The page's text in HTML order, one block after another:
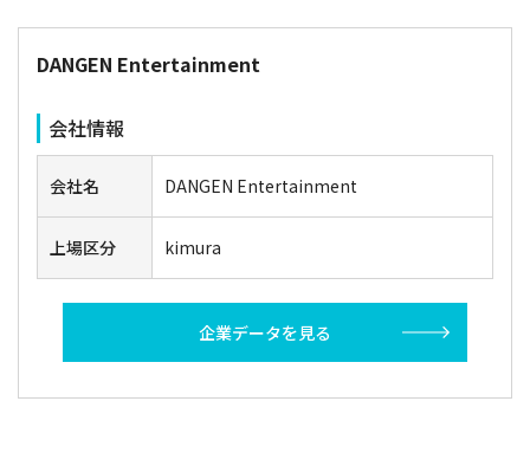
DANGEN Entertainment
会社情報
会社名 DANGEN Entertainment
上場区分 kimura
企業データを見る